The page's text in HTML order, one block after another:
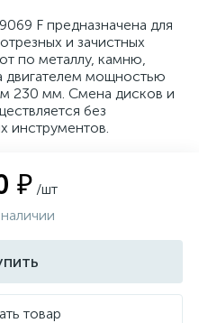
F предназначена для
и зачистных
по металлу, камню,
двигателем мощностью
230 мм. Смена дисков и
без
инструментов.
₽ /шт
товар